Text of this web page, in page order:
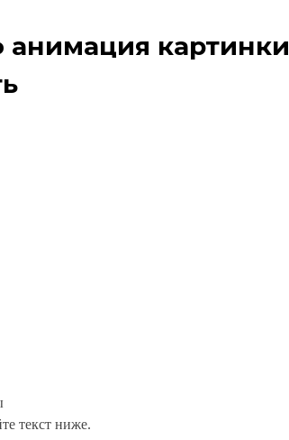
картинки
текст ниже.